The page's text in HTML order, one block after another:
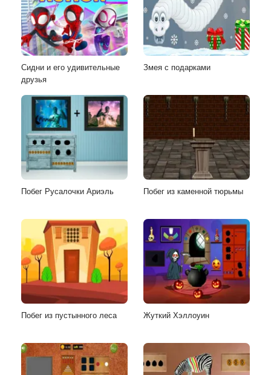
Сидни и его удивительные
друзья
Змея с подарками
Побег Русалочки Ариэль Побег из каменной тюрьмы
Побег из пустынного леса Жуткий Хэллоуин